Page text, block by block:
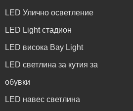
LED Улично осветление
LED Light стадион
LED висока Bay Light
LED светлина за кутия за
обувки
LED навес светлина